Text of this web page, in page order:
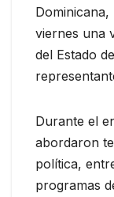
Dominicana,
viernes una
del Estado
Durante el
abordaron
política,
programas